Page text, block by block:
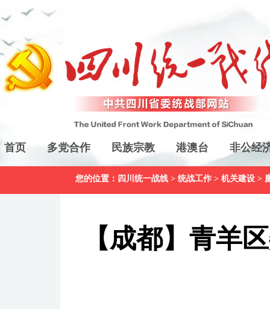
首页 多党合作 民族宗教 港澳台 非公经
您的位置： 四川统一战线 > 统战工作 > 机关建设 >
【成都】青羊